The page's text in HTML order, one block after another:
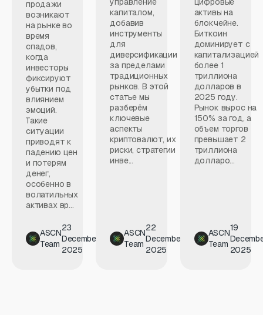
продажи
возникают
на рынке во
время
спадов,
когда
инвесторы
фиксируют
убытки под
влиянием
эмоций.
Такие
ситуации
приводят к
падению цен
и потерям
денег,
особенно в
волатильных
активах вр...
ASCN
Team
23
December
2025
капиталом,
добавив
инструменты
для
диверсификации
за пределами
традиционных
рынков. В этой
статье мы
разберём
ключевые
аспекты
криптовалют, их
риски, стратегии
инве...
ASCN
Team
22
December
2025
активы на
блокчейне.
Биткоин
доминирует с
капитализацией
более 1
триллиона
долларов в
2025 году.
Рынок вырос на
150% за год, а
объем торгов
превышает 2
триллиона
долларо...
ASCN
Team
19
2025